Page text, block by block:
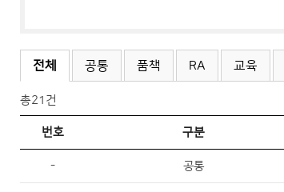
전체 공통 품책 RA 교육
총21건
번호 구분
- 공통